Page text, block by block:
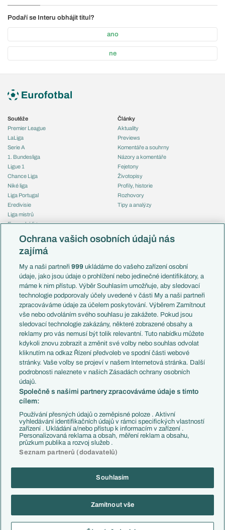
Podaří se Interu obhájit titul?
ano
ne
Soutěže
Premier League
LaLiga
Serie A
1. Bundesliga
Ligue 1
Chance Liga
Niké liga
Liga Portugal
Eredivisie
Liga mistrů
Evropská liga
Mistrovství světa
Liga národů
Témata
Představení týmů MS
EuroSkauting
PL v kostce
Evropské koeficienty
Přestupy
Přestupové spekulace
Zranění
Kluby
Arsenal FC
Chelsea FC
Manchester United
AC Milán
Juventus FC
Bayern Mnichov
FC Barcelona
Real Madrid
Články
Aktuality
Previews
Komentáře a souhrny
Názory a komentáře
Fejetony
Životopisy
Profily, historie
Rozhovory
Tipy a analýzy
Česko
Francie
Itálie
Německo
Španělsko
Argentina
Brazílie
Přestupy
Zápasy
Livescore
Tipovací soutěž
Copyright © 2001-2026 EuroFotbal.cz. Využíváme zpravodajství ČTK.
Informace o zpracování osobních údajů
Ochrana vašich osobních údajů nás
zajímá
My a naši partneři999 ukládáme do vašeho zařízení osobní
údaje, jako jsou údaje o prohlížení nebo jedinečné identifikátory, a
máme k nim přístup. Výběr Souhlasím umožňuje, aby sledovací
technologie podporovaly účely uvedené v části My a naši partneři
zpracováváme údaje za účelem poskytování. Výběrem Zamítnout
vše nebo odvoláním svého souhlasu je zakážete. Pokud jsou
sledovací technologie zakázány, některé zobrazené obsahy a
reklamy pro vás nemusí být tolik relevantní. Tuto nabídku můžete
kdykoli znovu zobrazit a změnit své volby nebo souhlas odvolat
kliknutím na odkaz Řízení předvoleb ve spodní části webové
stránky. Vaše volby se projeví v našem Internetová stránka. Další
podrobnosti naleznete v našich Zásadách ochrany osobních
údajů.
Společně s našimi partnery zpracováváme údaje s tímto
cílem:
Používání přesných údajů o zeměpisné poloze . Aktivní
vyhledávání identifikačních údajů v rámci specifických vlastností
zařízení . Ukládání a/nebo přístup k informacím v zařízení .
Personalizovaná reklama a obsah, měření reklam a obsahu,
průzkum publika a rozvoj služeb .
Seznam partnerů (dodavatelů)
Souhlasím
Zamítnout vše